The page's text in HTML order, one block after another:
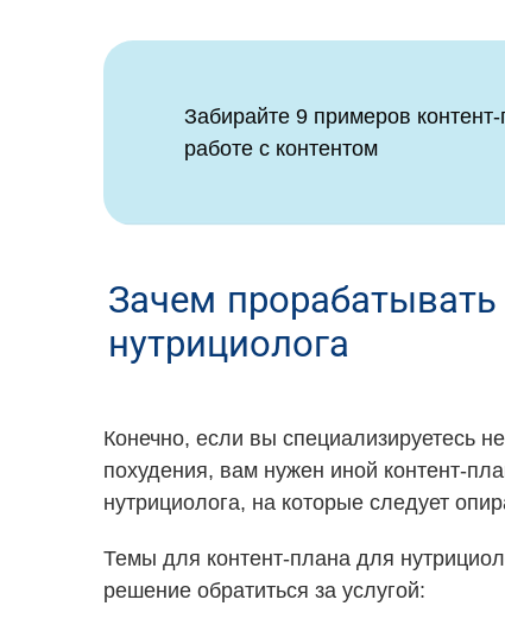
Забирайте 9 примеров
работе с контентом
Зачем
нутрициолога
Конечно, если вы специализируетесь
похудения, вам нужен иной контент-
нутрициолога, на которые следует
Темы для контент-плана для
решение обратиться за услугой: